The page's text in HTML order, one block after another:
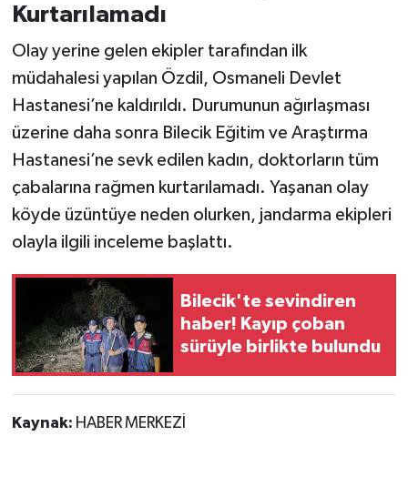
Kurtarılamadı
Olay yerine gelen ekipler tarafından ilk
müdahalesi yapılan Özdil, Osmaneli Devlet
Hastanesi’ne kaldırıldı. Durumunun ağırlaşması
üzerine daha sonra Bilecik Eğitim ve Araştırma
Hastanesi’ne sevk edilen kadın, doktorların tüm
çabalarına rağmen kurtarılamadı. Yaşanan olay
köyde üzüntüye neden olurken, jandarma ekipleri
olayla ilgili inceleme başlattı.
Bilecik'te sevindiren
haber! Kayıp çoban
sürüyle birlikte bulundu
Kaynak: HABER MERKEZİ